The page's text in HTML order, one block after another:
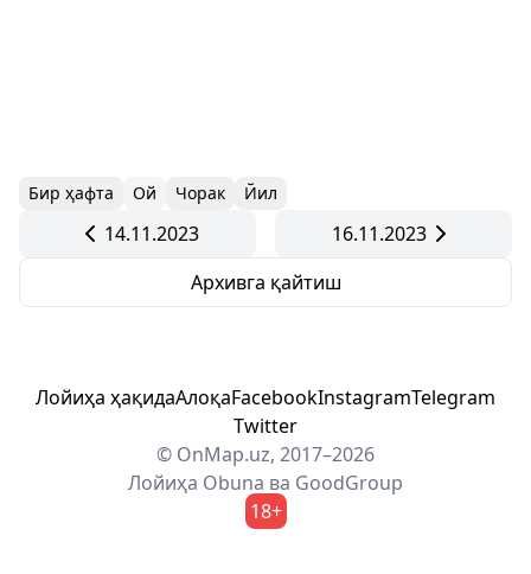
Бир ҳафта Ой Чорак Йил
14.11.2023
16.11.2023
Архивга қайтиш
Лойиҳа ҳақидаАлоқаFacebookInstagramTelegram
Twitter
© OnMap.uz, 2017–2026
Лойиҳа Obuna ва GoodGroup
18+